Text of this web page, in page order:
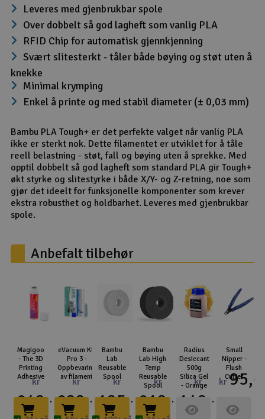
Solenergi
Sparkesykler & elkjøretøy
Verktøy, utstyr & tilbehør
Leveres med gjenbrukbar spole
Over dobbelt så god lagheft som vanlig PLA
RFID Chip for automatisk gjennkjenning
Svært slitesterkt - tåler både bøying og støt uten å
knekke
Minimal krymping
Enkel å printe og med stabil diameter (± 0,03 mm)
Bambu PLA Tough+ er det perfekte valget når vanlig PLA
ikke er sterkt nok. Dette filamentet er utviklet for å tåle
reell belastning - støt, fall og bøying uten å sprekke. Med
opptil dobbelt så god lagheft som standard PLA gir Tough+
økt styrke og slitestyrke i både X/Y- og Z-retning, noe som
gjør det ideelt for funksjonelle komponenter som krever
ekstra robusthet og holdbarhet. Leveres med gjenbrukbar
spole.
Anbefalt tilbehør
Magigoo
- The 3D
Printing
Adhesive
kr
249,-
eVacuum Kit
Pro 3 -
Oppbevaring
av filament
kr
299,-
Bambu
Lab
Reusable
Spool
kr
195,-
Bambu
Lab High
Temp
Reusable
Spool
kr
219,-
Radius
Desiccant
500g
Silica Gel
- Orange
kr
149,-
Small
Nipper -
Flush
Cutter
kr95,-